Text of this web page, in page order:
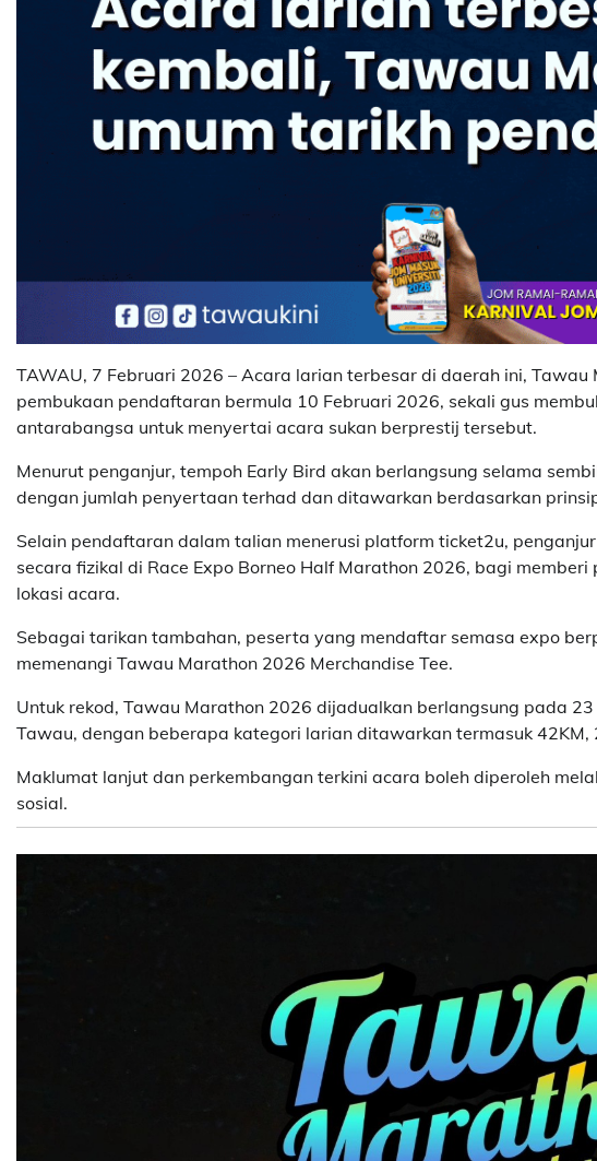
TAWAU, 7 Februari 2026 – Acara larian terbesar di daerah ini,
pembukaan pendaftaran bermula 10 Februari 2026, sekali gus
antarabangsa untuk menyertai acara sukan berprestij tersebut.
Menurut penganjur, tempoh Early Bird akan berlangsung selama
dengan jumlah penyertaan terhad dan ditawarkan berdasarkan
Selain pendaftaran dalam talian menerusi platform ticket2u,
secara fizikal di Race Expo Borneo Half Marathon 2026, bagi
lokasi acara.
Sebagai tarikan tambahan, peserta yang mendaftar semasa expo
memenangi Tawau Marathon 2026 Merchandise Tee.
Untuk rekod, Tawau Marathon 2026 dijadualkan berlangsung pada
Tawau, dengan beberapa kategori larian ditawarkan termasuk 42KM,
Maklumat lanjut dan perkembangan terkini acara boleh diperoleh
sosial.